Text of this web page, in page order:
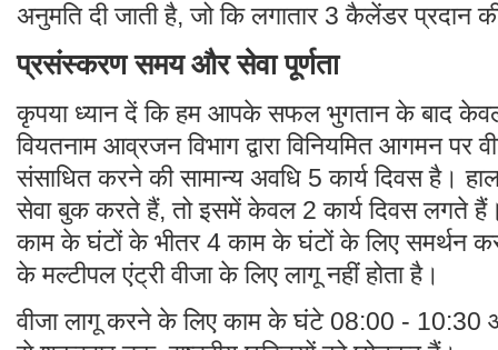
अनुमति दी जाती है, जो कि लगातार 3 कैलेंडर प्रदान
प्रसंस्करण समय और सेवा पूर्णता
कृपया ध्यान दें कि हम आपके सफल भुगतान के बाद
वियतनाम आव्रजन विभाग द्वारा विनियमित आगमन
संसाधित करने की सामान्य अवधि 5 कार्य दिवस है।
सेवा बुक करते हैं, तो इसमें केवल 2 कार्य दिवस लगते
काम के घंटों के भीतर 4 काम के घंटों के लिए समर्थन
के मल्टीपल एंट्री वीजा के लिए लागू नहीं होता है।
वीजा लागू करने के लिए काम के घंटे 08:00 - 10:30